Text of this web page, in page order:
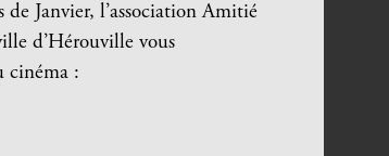
Janvier, l’association Amitié
d’Hérouville vous
cinéma :